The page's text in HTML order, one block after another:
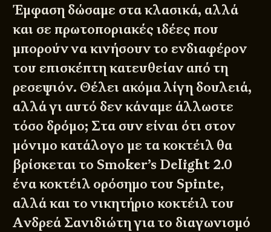
Έμφαση δώσαμε στα κλασικά, αλλά
και σε πρωτοποριακές ιδέες που
μπορούν να κινήσουν το ενδιαφέρον
του επισκέπτη κατευθείαν από τη
ρεσεψιόν. Θέλει ακόμα λίγη δουλειά,
αλλά γι αυτό δεν κάναμε άλλωστε
τόσο δρόμο; Στα συν είναι ότι στον
μόνιμο κατάλογο με τα κοκτέιλ θα
βρίσκεται το Smoker’s Delight 2.0
ένα κοκτέιλ ορόσημο του Spinte,
αλλά και το νικητήριο κοκτέιλ του
Aνδρεά Σανιδιώτη για το διαγωνισμό